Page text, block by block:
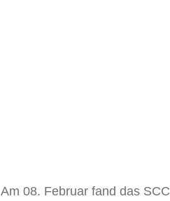
Am 08. Februar fand das